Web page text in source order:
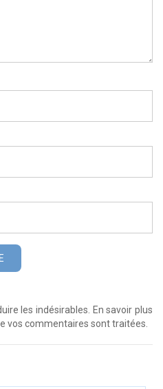
les indésirables.
En savoir plus
vos commentaires sont traitées